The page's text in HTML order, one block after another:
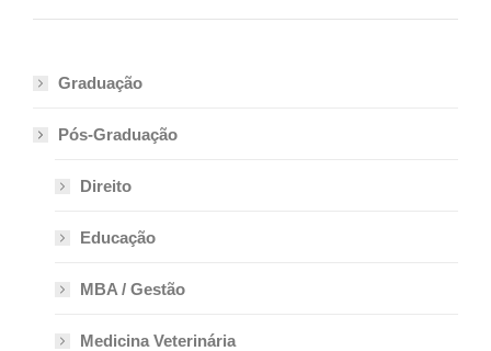
Graduação
Pós-Graduação
Direito
Educação
MBA / Gestão
Medicina Veterinária